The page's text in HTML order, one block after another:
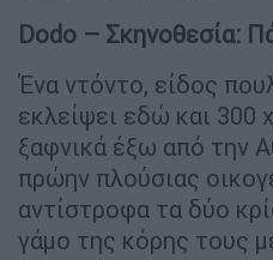
Dodo – Σκηνοθεσία:
Ένα ντόντο, είδος
εκλείψει εδώ και 300
ξαφνικά έξω από την
πρώην πλούσιας
αντίστροφα τα δύο
γάμο της κόρης τους